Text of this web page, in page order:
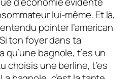
lui-même. Et là,
pointer l’american
ton foyer dans ta
qu’une bagnole, t’es un
choisis une berline, t’es